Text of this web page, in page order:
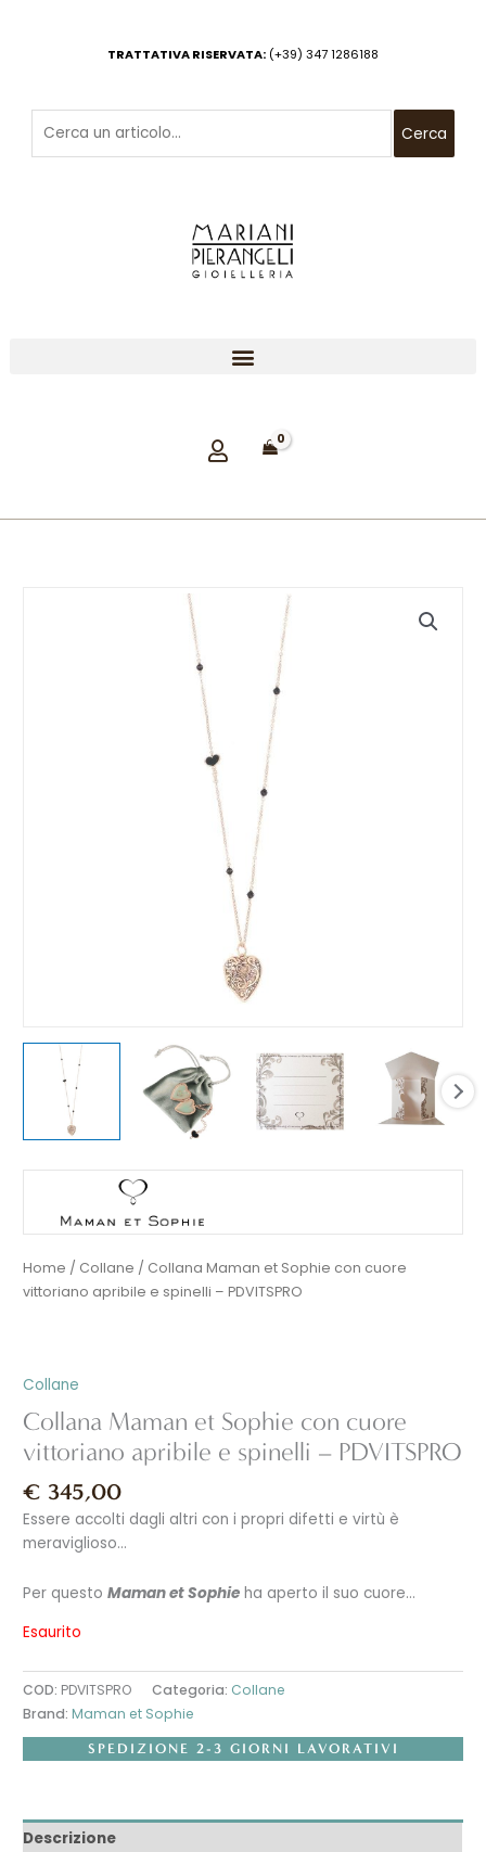
TRATTATIVA RISERVATA: (+39) 347 1286188
Cerca
Home / Collane / Collana Maman et Sophie con cuore
vittoriano apribile e spinelli – PDVITSPRO
Collane
Collana Maman et Sophie con cuore
vittoriano apribile e spinelli – PDVITSPRO
€ 345,00
Essere accolti dagli altri con i propri difetti e virtù è
meraviglioso…
Per questoMaman et Sophie ha aperto il suo cuore…
Esaurito
COD: PDVITSPRO Categoria: Collane
Brand:Maman et Sophie
SPEDIZIONE 2-3 GIORNI LAVORATIVI
Descrizione